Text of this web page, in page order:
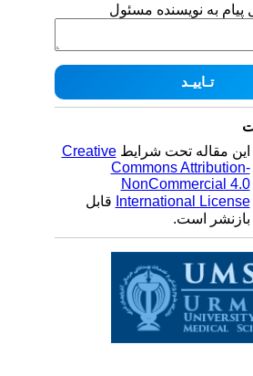
به نویسنده مسئول
این مقاله تحت شرایطCreative
Commons
NonCommercial
Internationalقابل
بازنشر است.